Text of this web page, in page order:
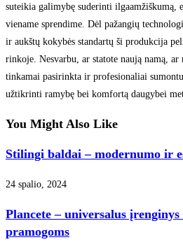
suteikia galimybę suderinti ilgaamžiškumą,
viename sprendime. Dėl pažangių
ir aukštų kokybės standartų ši produkcija
rinkoje. Nesvarbu, ar statote naują namą, ar
tinkamai pasirinkta ir profesionaliai
užtikrinti ramybę bei komfortą daugybei
You Might Also Like
Stilingi baldai – modernumo ir
24 spalio, 2024
Plancete – universalus
pramogoms